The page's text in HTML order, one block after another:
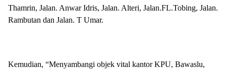
Thamrin, Jalan. Anwar Idris, Jalan. Alteri, Jalan.FL.Tobing, Jalan.
Rambutan dan Jalan. T Umar.
Kemudian, “Menyambangi objek vital kantor KPU, Bawaslu,